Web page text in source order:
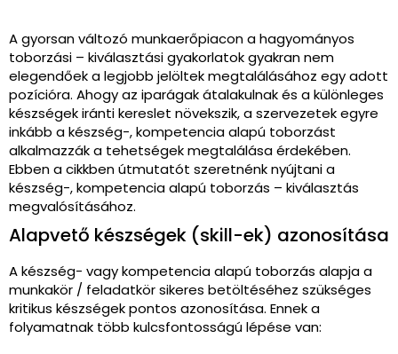
A gyorsan változó munkaerőpiacon a hagyományos
toborzási – kiválasztási gyakorlatok gyakran nem
elegendőek a legjobb jelöltek megtalálásához egy adott
pozícióra. Ahogy az iparágak átalakulnak és a különleges
készségek iránti kereslet növekszik, a szervezetek egyre
inkább a készség-, kompetencia alapú toborzást
alkalmazzák a tehetségek megtalálása érdekében.
Ebben a cikkben útmutatót szeretnénk nyújtani a
készség-, kompetencia alapú toborzás – kiválasztás
megvalósításához.
Alapvető készségek (skill-ek) azonosítása
A készség- vagy kompetencia alapú toborzás alapja a
munkakör / feladatkör sikeres betöltéséhez szükséges
kritikus készségek pontos azonosítása. Ennek a
folyamatnak több kulcsfontosságú lépése van: